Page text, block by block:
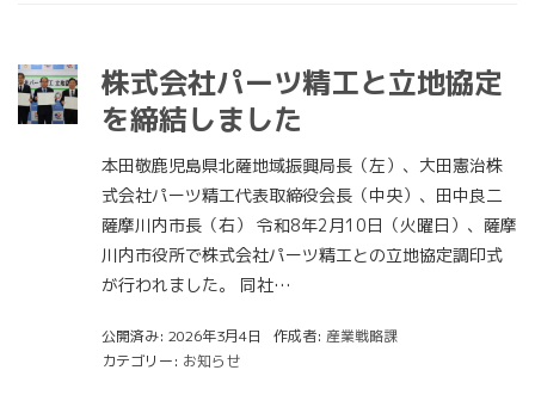
株式会社パーツ精工と立地協定
を締結しました
本田敬鹿児島県北薩地域振興局長（左）、大田憲治株
式会社パーツ精工代表取締役会長（中央）、田中良二
薩摩川内市長（右） 令和8年2月10日（火曜日）、薩摩
川内市役所で株式会社パーツ精工との立地協定調印式
が行われました。 同社…
公開済み: 2026年3月4日 作成者: 産業戦略課
カテゴリー: お知らせ